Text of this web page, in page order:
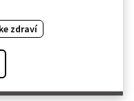
zdraví